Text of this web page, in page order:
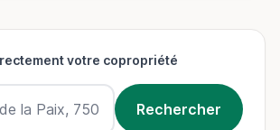
votre copropriété